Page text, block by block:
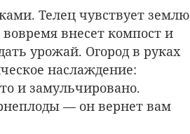
Телец чувствует землю
внесет компост и
урожай. Огород в руках
наслаждение:
и замульчировано.
— он вернет вам